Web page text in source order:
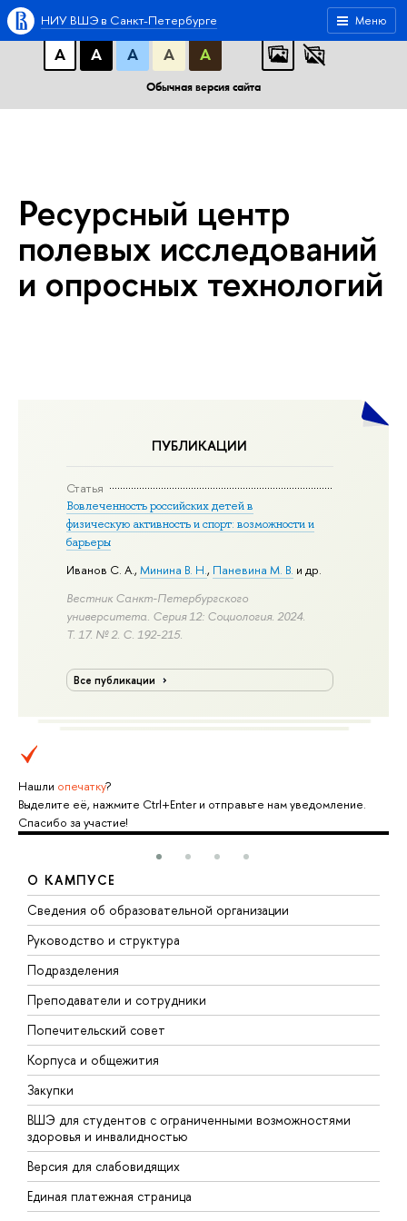
A A A АБB
АБB
А
А А А А
Обычная версия сайта
Меню
НИУ ВШЭ в Санкт-Петербурге
Ресурсный центр
полевых исследований
и опросных технологий
ПУБЛИКАЦИИ
Статья
Вовлеченность российских детей в
физическую активность и спорт: возможности и
барьеры
Иванов С. А.,Минина В. Н., Паневина М. В. и др.
Вестник Санкт-Петербургского
университета. Серия 12: Социология. 2024.
Т. 17. № 2. С. 192-215.
Все публикации
Нашли опечатку?
Выделите её, нажмите Ctrl+Enter и отправьте нам уведомление.
Спасибо за участие!
О КАМПУСЕ
Сведения об образовательной организации
Руководство и структура
Подразделения
Преподаватели и сотрудники
Попечительский совет
Корпуса и общежития
Закупки
ВШЭ для студентов с ограниченными возможностями
здоровья и инвалидностью
Версия для слабовидящих
Единая платежная страница